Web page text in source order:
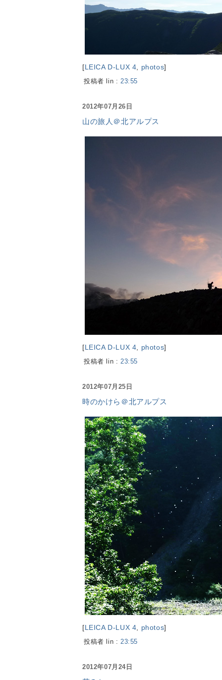
[LEICA D-LUX 4 photos]
投稿者 lin : 23:55
2012年07月26日
山の旅人＠北アルプス
[LEICA D-LUX 4 photos]
投稿者 lin : 23:55
2012年07月25日
時のかけら＠北アルプス
[LEICA D-LUX 4 photos]
投稿者 lin : 23:55
2012年07月24日